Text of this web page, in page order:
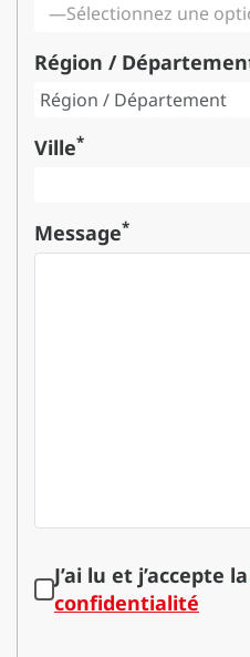
—Sélectionnez une
Région /
Ville*
Message*
J’ai lu et j’accepte la
confidentialité